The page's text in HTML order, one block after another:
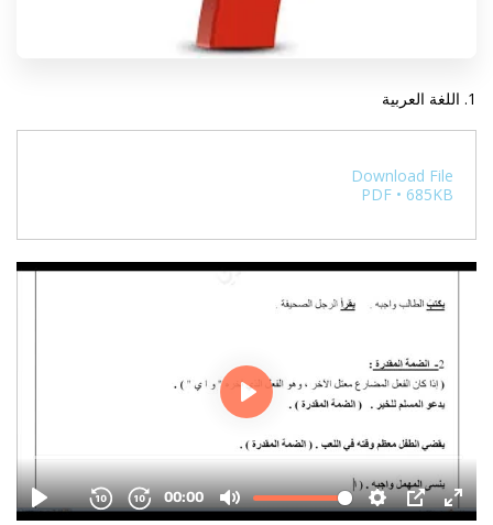
1. اللغة العربية
Download File
PDF • 685KB